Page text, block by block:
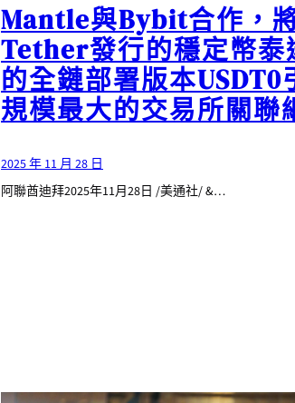
Mantle與Bybit合作，
Tether發行的穩定幣泰
的全鏈部署版本USDT0
規模最大的交易所關聯
2025 年 11 月 28 日
阿聯酋迪拜2025年11月28日 /美通社/ &…